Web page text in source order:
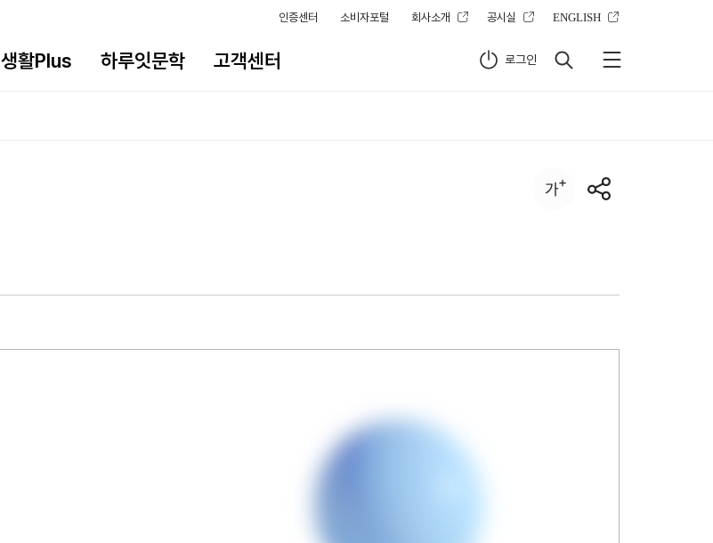
인증센터 소비자포털 회사소개 공시실 ENGLISH
생활Plus 하루잇문학 고객센터 로그인